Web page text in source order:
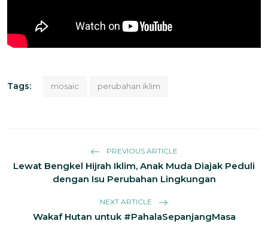
Tags: mosaic perubahan iklim
PREVIOUS ARTICLE
Lewat Bengkel Hijrah Iklim, Anak Muda Diajak Peduli
dengan Isu Perubahan Lingkungan
NEXT ARTICLE
Wakaf Hutan untuk #PahalaSepanjangMasa